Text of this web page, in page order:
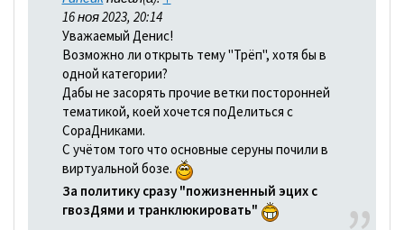
16 ноя 2023, 20:14
Уважаемый Денис!
Возможно ли открыть тему "Трёп", хотя бы в
одной категории?
Дабы не засорять прочие ветки посторонней
тематикой, коей хочется поДелиться с
СораДниками.
С учётом того что основные серуны почили в
виртуальной бозе.
За политику сразу "пожизненный эцих с
гвозДями и транклюкировать"